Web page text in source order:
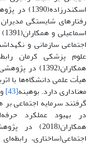
رفتارهای شایستگی مدیران
اجتماعی سازمانی و
علوم پزشکی کرمان
همکاران(1392)
هیأت علمی دانشگاه‌ها با
معناداری دارد. بوهینه[43]
گرفتند سرمایه اجتماعی
در بهبود عملکرد
اجتماعی(ساختاری،